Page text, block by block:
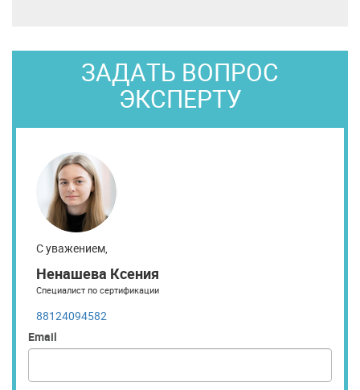
ЗАДАТЬ ВОПРОС
ЭКСПЕРТУ
С уважением,
Ненашева Ксения
Специалист по сертификации
88124094582
Email